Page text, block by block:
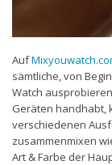
Auf
sämtliche, von
Watch
Geräten handhabt,
verschiedenen
zusammenmixen
Art & Farbe der